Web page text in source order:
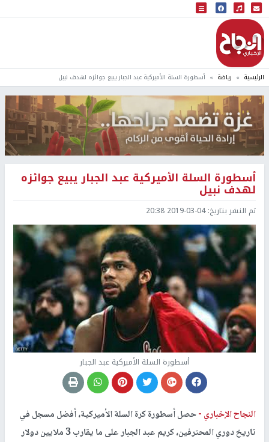
البث المباشر
إذاعة النجاح
الرئيسية رياضة أسطورة السلة الأميركية عبد الجبار يبيع جوائزه لهدف نبيل
أسطورة السلة الأميركية عبد الجبار يبيع جوائزه
لهدف نبيل
تم النشر بتاريخ:2019-03-04 20:38
أسطورة السلة الأميركية عبد الجبار
النجاح الإخباري -حصل أسطورة كرة السلة الأميركية، أفضل مسجل في
تاريخ دوري المحترفين، كريم عبد الجبار على ما يقارب 3 ملايين دولار